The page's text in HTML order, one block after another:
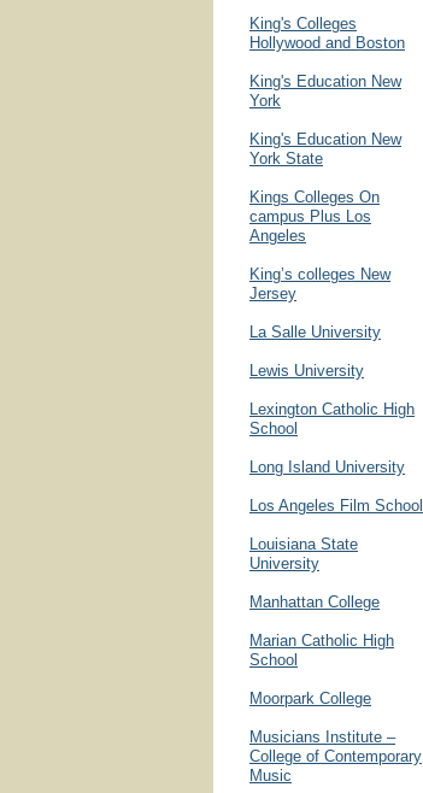
King's Colleges
Hollywood and Boston
King's Education New
York
King's Education New
York State
Kings Colleges On
campus Plus Los
Angeles
King’s colleges New
Jersey
La Salle University
Lewis University
Lexington Catholic High
School
Long Island University
Los Angeles Film School
Louisiana State
University
Manhattan College
Marian Catholic High
School
Moorpark College
Musicians Institute –
College of Contemporary
Music